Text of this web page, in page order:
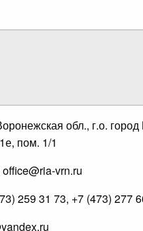
обл., г.о.
пом. 1/1
vrn.ru
259 31 73, +7 (473) 277